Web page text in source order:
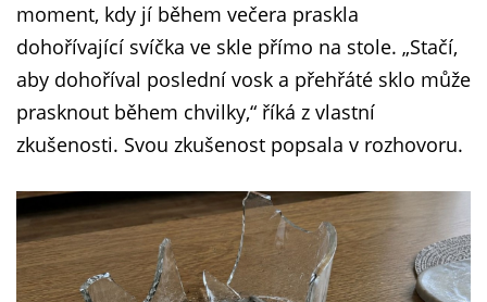
moment, kdy jí během večera praskla
dohořívající svíčka ve skle přímo na stole. „Stačí,
aby dohoříval poslední vosk a přehřáté sklo může
prasknout během chvilky,“ říká z vlastní
zkušenosti. Svou zkušenost popsala v rozhovoru.